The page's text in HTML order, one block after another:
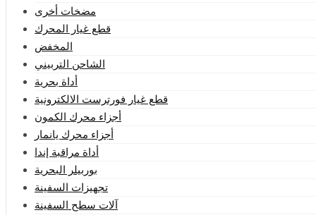
مضخات أخرى
قطع غيار المحرك
المخفض
الشاحن التربيني
أداة بحرية
قطع غيار فورترست الالكترونية
أجزاء محرك الكمون
أجزاء محرك يانمار
أداة مراقبة إندا
بوربيلر البحرية
تجهيزات السفينة
آلات سطح السفينة